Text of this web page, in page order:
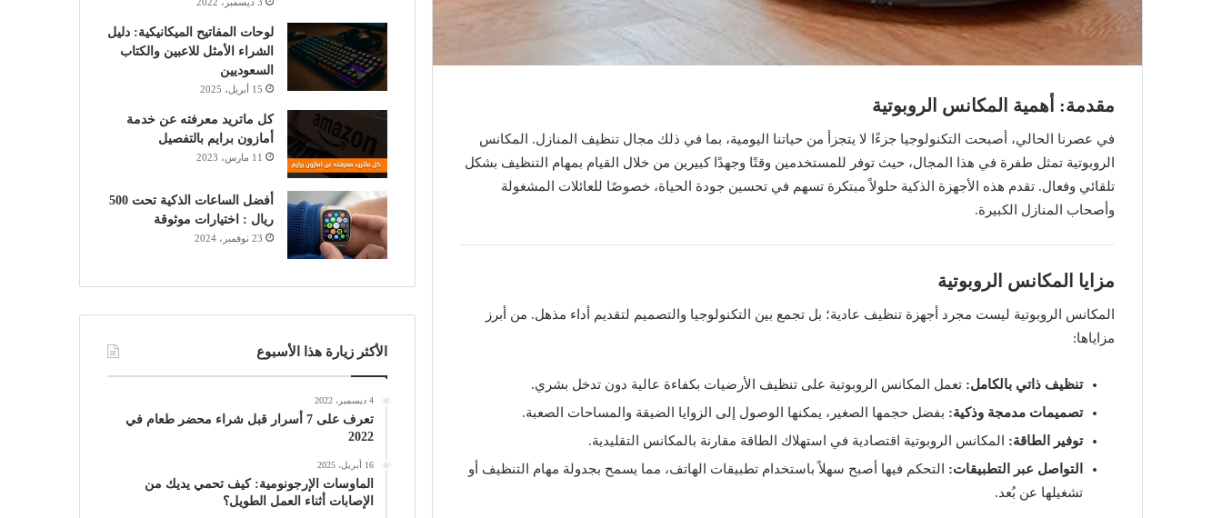
مقدمة: أهمية المكانس الروبوتية
في عصرنا الحالي، أصبحت التكنولوجيا جزءًا لا يتجزأ من حياتنا اليومية، بما في ذلك مجال تنظيف المنازل. المكانس
الروبوتية تمثل طفرة في هذا المجال، حيث توفر للمستخدمين وقتًا وجهدًا كبيرين من خلال القيام بمهام التنظيف بشكل
تلقائي وفعال. تقدم هذه الأجهزة الذكية حلولاً مبتكرة تسهم في تحسين جودة الحياة، خصوصًا للعائلات المشغولة
وأصحاب المنازل الكبيرة.
مزايا المكانس الروبوتية
المكانس الروبوتية ليست مجرد أجهزة تنظيف عادية؛ بل تجمع بين التكنولوجيا والتصميم لتقديم أداء مذهل. من أبرز
مزاياها:
تنظيف ذاتي بالكامل: تعمل المكانس الروبوتية على تنظيف الأرضيات بكفاءة عالية دون تدخل بشري.
تصميمات مدمجة وذكية: بفضل حجمها الصغير، يمكنها الوصول إلى الزوايا الضيقة والمساحات الصعبة.
توفير الطاقة: المكانس الروبوتية اقتصادية في استهلاك الطاقة مقارنة بالمكانس التقليدية.
التواصل عبر التطبيقات: التحكم فيها أصبح سهلاً باستخدام تطبيقات الهاتف، مما يسمح بجدولة مهام التنظيف أو
تشغيلها عن بُعد.
لوحات المفاتيح الميكانيكية: دليل
الشراء الأمثل للاعبين والكتاب
السعوديين
15 أبريل، 2025
كل ماتريد معرفته عن خدمة
أمازون برايم بالتفصيل
11 مارس، 2023
أفضل الساعات الذكية تحت 500
ريال : اختيارات موثوقة
23 نوفمبر، 2024
الأكثر زيارة هذا الأسبوع
4 ديسمبر، 2022
تعرف على 7 أسرار قبل شراء محضر طعام في
2022
16 أبريل، 2025
الماوسات الإرجونومية: كيف تحمي يديك من
الإصابات أثناء العمل الطويل؟